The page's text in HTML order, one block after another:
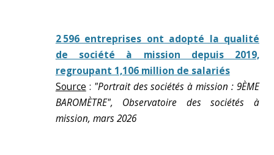
2 596 entreprises ont adopté la qualité
de société à mission depuis 2019,
regroupant 1,106 million de salariés
Source : "Portrait des sociétés à mission : 9ÈME
BAROMÈTRE", Observatoire des sociétés à
mission, mars 2026